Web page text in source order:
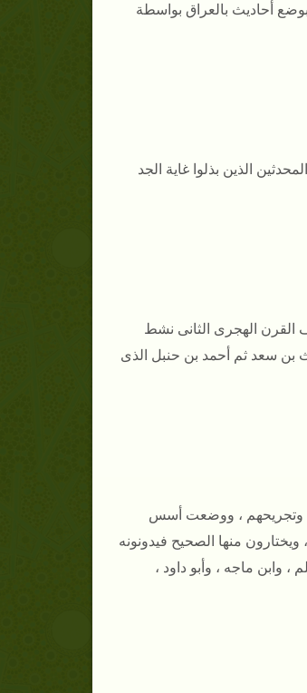
أحاديث بالعراق بواسطة
الذين بذلوا غاية الجد
القرن الهجرى الثانى نشط
بن سعد ثم أحمد بن حنبل الذى
وتجريحهم ، ووضعت أسس
منها الصحيح فيدونونه
وابن ماجه ، وأبو داود ،